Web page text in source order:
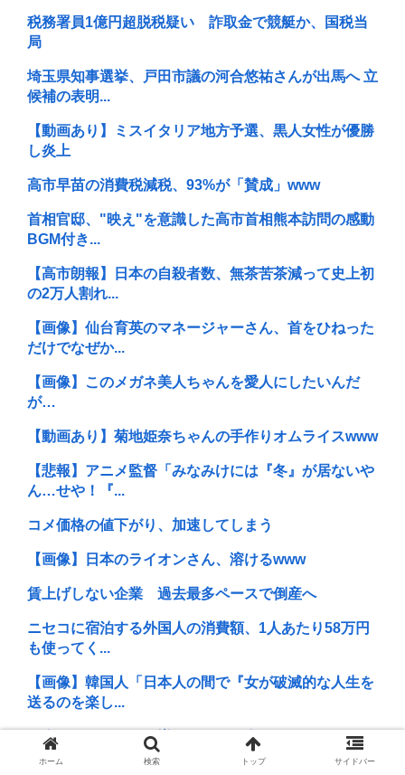
税務署員1億円超脱税疑い 詐取金で競艇か、国税当
局
埼玉県知事選挙、戸田市議の河合悠祐さんが出馬へ 立
候補の表明...
【動画あり】ミスイタリア地方予選、黒人女性が優勝
し炎上
高市早苗の消費税減税、93%が「賛成」www
首相官邸、"映え"を意識した高市首相熊本訪問の感動
BGM付き...
【高市朗報】日本の自殺者数、無茶苦茶減って史上初
の2万人割れ...
【画像】仙台育英のマネージャーさん、首をひねった
だけでなぜか...
【画像】このメガネ美人ちゃんを愛人にしたいんだ
が…
【動画あり】菊地姫奈ちゃんの手作りオムライスwww
【悲報】アニメ監督「みなみけには『冬』が居ないや
ん…せや！『...
コメ価格の値下がり、加速してしまう
【画像】日本のライオンさん、溶けるwww
賃上げしない企業 過去最多ペースで倒産へ
ニセコに宿泊する外国人の消費額、1人あたり58万円
も使ってく...
【画像】韓国人「日本人の間で『女が破滅的な人生を
送るのを楽し...
お金がなくなったら増えるわかめ食ってる
ホーム 検索 トップ サイドバー